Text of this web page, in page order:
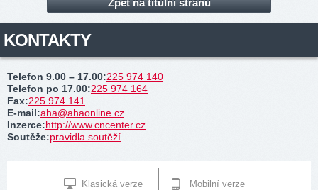
Zpět na titulní stranu
KONTAKTY
Telefon 9.00 – 17.00:225 974 140
Telefon po 17.00:225 974 164
Fax:225 974 141
E-mail:aha@ahaonline.cz
Inzerce:http://www.cncenter.cz
Soutěže:pravidla soutěží
Klasická verze Mobilní verze